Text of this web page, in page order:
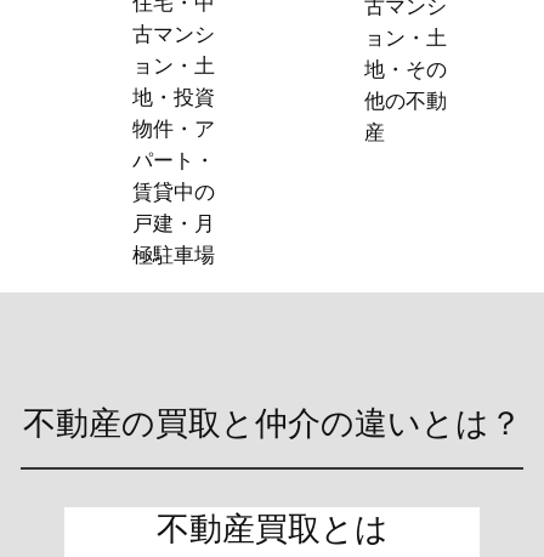
古マンシ
ョン・土
地・投資
物件・ア
パート・
賃貸中の
戸建・月
極駐車場
古マンシ
ョン・土
地・その
他の不動
産
不動産の買取と仲介の違いとは？
不動産買取とは